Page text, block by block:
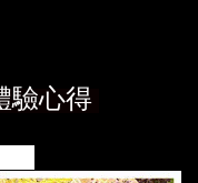
驗心得